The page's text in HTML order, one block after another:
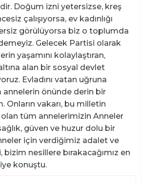
Doğum izni yetersizse, kreş
çalışıyorsa, ev kadınlığı
görülüyorsa biz o toplumda
Gelecek Partisi olarak
yaşamını kolaylaştıran,
alan bir sosyal devlet
Evladını vatan uğruna
önünde derin bir
Onların vakarı, bu milletin
tüm annelerimizin Anneler
güven ve huzur dolu bir
için verdiğimiz adalet ve
nesillere bırakacağımız en
konuştu.